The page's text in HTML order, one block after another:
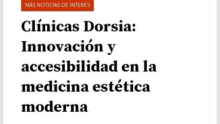
MÁS NOTICIAS DE INTERÉS
Clínicas Dorsia:
Innovación y
accesibilidad en la
medicina estética
moderna